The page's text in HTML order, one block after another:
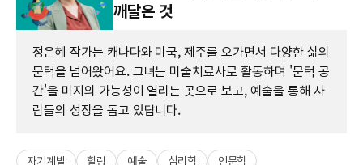
깨달은 것
정은혜 작가는 캐나다와 미국, 제주를 오가면서 다양한 삶의
문턱을 넘어왔어요. 그녀는 미술치료사로 활동하며 '문턱 공
간'을 미지의 가능성이 열리는 곳으로 보고, 예술을 통해 사
람들의 성장을 돕고 있답니다.
자기계발 힐링 예술 심리학 인문학